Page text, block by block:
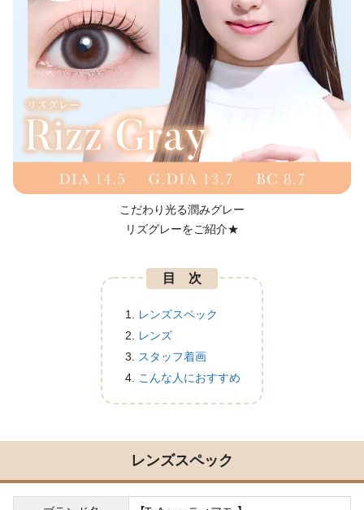
こだわり光る潤みグレー
リズグレーをご紹介★
目 次
レンズスペック
レンズ
スタッフ着画
こんな人におすすめ
レンズスペック